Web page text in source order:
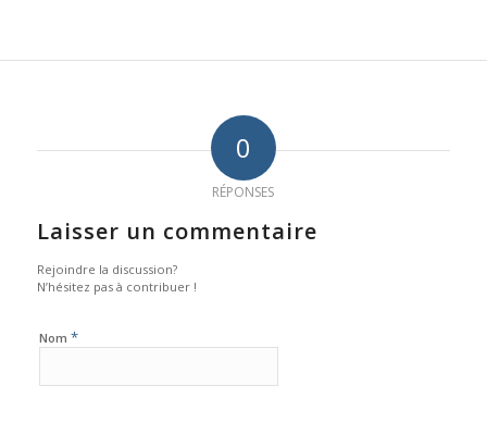
0
RÉPONSES
Laisser un commentaire
Rejoindre la discussion?
N’hésitez pas à contribuer !
Nom *